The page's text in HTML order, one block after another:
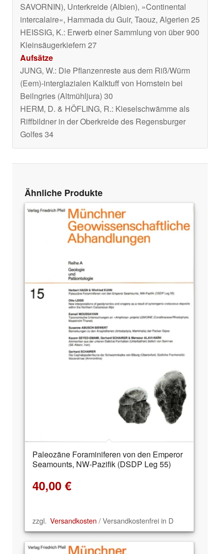
SAVORNIN), Unterkreide (Albien), »Continental
intercalaire«, Hammada du Guir, Taouz, Algerien 25
HEISSIG, K.: Erwerb einer Sammlung von über 900
Kleinsäugerkiefern 27
Aufsätze
JUNG, W.: Die Pflanzenreste aus dem Riß/Würm
(Eem)-interglazialen Kalktuff von Hornstein bei
Beilngries (Altmühljura) 30
HERM, D. & HÖFLING, R.: Kieselschwämme als
Riffbildner in der Oberkreide des Regensburger
Golfes 34
Ähnliche Produkte
Paleozäne Foraminiferen von den Emperor
Seamounts, NW-Pazifik (DSDP Leg 55)
40,00 €
zzgl. Versandkosten / Versandkostenfrei in D